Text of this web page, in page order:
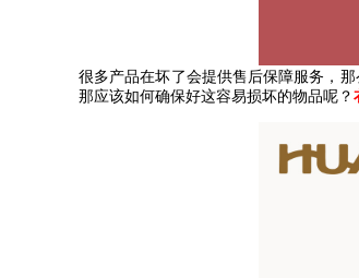
很多产品在坏了会提供售后保障服务，
那应该如何确保好这容易损坏的物品呢？